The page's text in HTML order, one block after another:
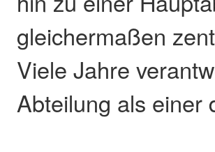
gleichermaßen
Viele Jahre
Abteilung als einer